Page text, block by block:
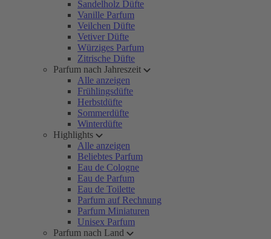
Sandelholz Düfte
Vanille Parfum
Veilchen Düfte
Vetiver Düfte
Würziges Parfum
Zitrische Düfte
Parfum nach Jahreszeit
Alle anzeigen
Frühlingsdüfte
Herbstdüfte
Sommerdüfte
Winterdüfte
Highlights
Alle anzeigen
Beliebtes Parfum
Eau de Cologne
Eau de Parfum
Eau de Toilette
Parfum auf Rechnung
Parfum Miniaturen
Unisex Parfum
Parfum nach Land